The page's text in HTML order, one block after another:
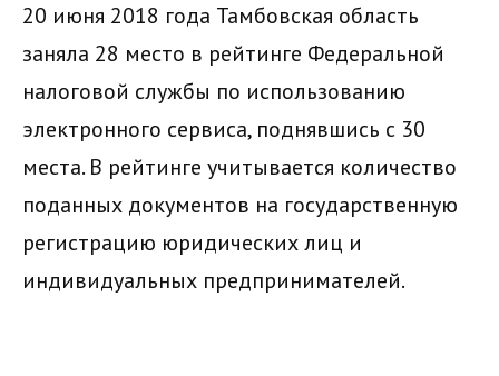
20 июня 2018 года Тамбовская область
заняла 28 место в рейтинге Федеральной
налоговой службы по использованию
электронного сервиса, поднявшись с 30
места. В рейтинге учитывается количество
поданных документов на государственную
регистрацию юридических лиц и
индивидуальных предпринимателей.